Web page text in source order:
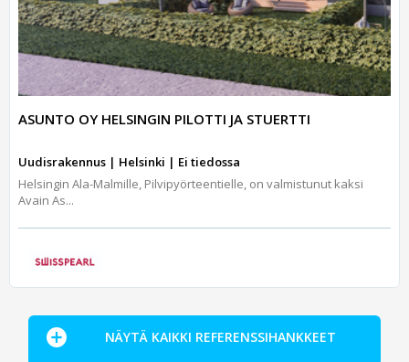
ASUNTO OY HELSINGIN PILOTTI JA STUERTTI
Uudisrakennus | Helsinki | Ei tiedossa
Helsingin Ala-Malmille, Pilvipyörteentielle, on valmistunut kaksi
Avain As...
NÄYTÄ KAIKKI REFERENSSIHANKKEET